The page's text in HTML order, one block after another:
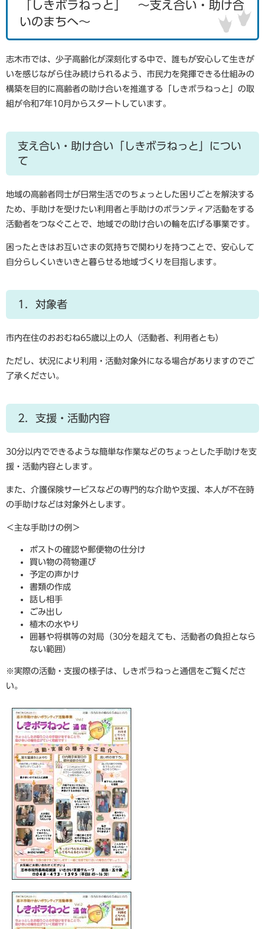
「しきボラねっと」 ～支え合い・助け合
いのまちへ～
志木市では、少子高齢化が深刻化する中で、誰もが安心して生きが
いを感じながら住み続けられるよう、市民力を発揮できる仕組みの
構築を目的に高齢者の助け合いを推進する「しきボラねっと」の取
組が令和7年10月からスタートしています。
支え合い・助け合い「しきボラねっと」につい
て
地域の高齢者同士が日常生活でのちょっとした困りごとを解決する
ため、手助けを受けたい利用者と手助けのボランティア活動をする
活動者をつなぐことで、地域での助け合いの輪を広げる事業です。
困ったときはお互いさまの気持ちで関わりを持つことで、安心して
自分らしくいきいきと暮らせる地域づくりを目指します。
1．対象者
市内在住のおおむね65歳以上の人（活動者、利用者とも）
ただし、状況により利用・活動対象外になる場合がありますのでご
了承ください。
2．支援・活動内容
30分以内でできるような簡単な作業などのちょっとした手助けを支
援・活動内容とします。
また、介護保険サービスなどの専門的な介助や支援、本人が不在時
の手助けなどは対象外とします。
＜主な手助けの例＞
ポストの確認や郵便物の仕分け
買い物の荷物運び
予定の声かけ
書類の作成
話し相手
ごみ出し
植木の水やり
囲碁や将棋等の対局（30分を超えても、活動者の負担となら
ない範囲）
※実際の活動・支援の様子は、しきボラねっと通信をご覧くださ
い。